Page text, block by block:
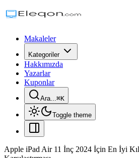
Makaleler
Kategoriler
Hakkımızda
Yazarlar
Kuponlar
Ara...⌘K
Toggle theme
Apple iPad Air 11 İnç 2024 İçin En İyi